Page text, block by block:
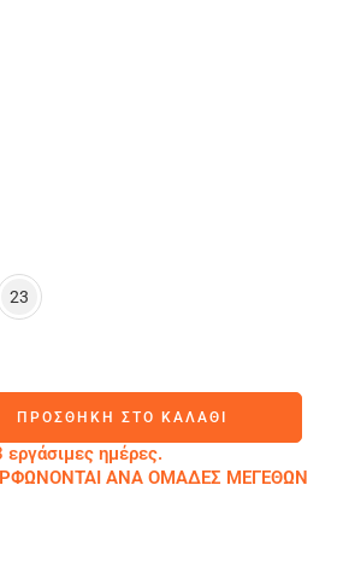
23
ΠΡΟΣΘΉΚΗ ΣΤΟ ΚΑΛΆΘΙ
ημέρες.
ΑΝΑ ΟΜΑΔΕΣ ΜΕΓΕΘΩΝ